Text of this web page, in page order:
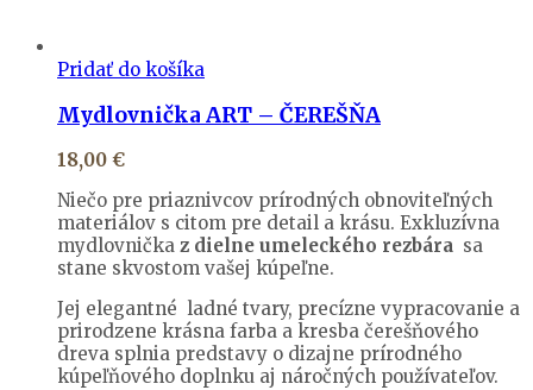
Pridať do košíka
Mydlovnička ART – ČEREŠŇA
18,00 €
Niečo pre priaznivcov prírodných obnoviteľných
materiálov s citom pre detail a krásu. Exkluzívna
mydlovnička z dielne umeleckého rezbára sa
stane skvostom vašej kúpeľne.
Jej elegantné ladné tvary, precízne vypracovanie a
prirodzene krásna farba a kresba čerešňového
dreva splnia predstavy o dizajne prírodného
kúpeľňového doplnku aj náročných používateľov.